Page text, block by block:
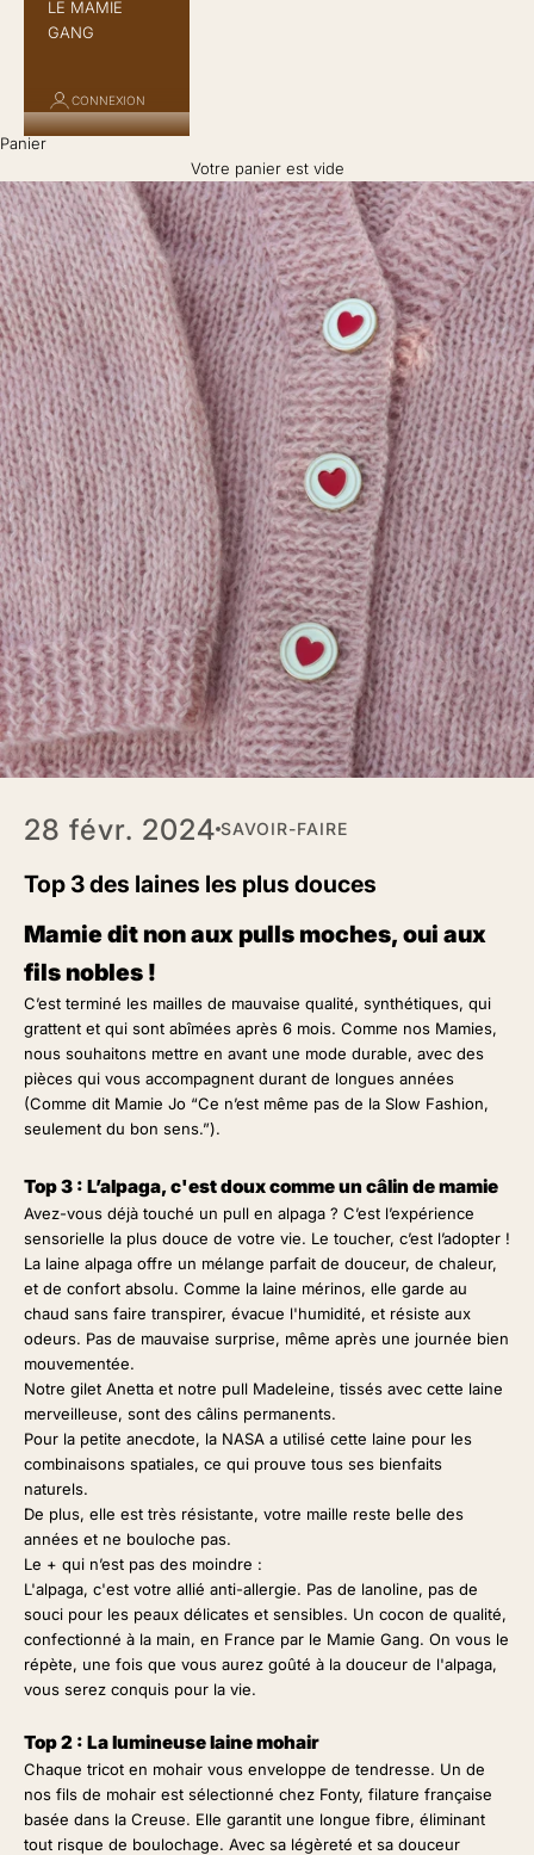
LE MAMIE
GANG
CONNEXION
Panier
Votre panier est vide
28 févr. 2024 SAVOIR-FAIRE
Top 3 des laines les plus douces
Mamie dit non aux pulls moches, oui aux
fils nobles !
C’est terminé les mailles de mauvaise qualité, synthétiques, qui
grattent et qui sont abîmées après 6 mois. Comme nos Mamies,
nous souhaitons mettre en avant une mode durable, avec des
pièces qui vous accompagnent durant de longues années
(Comme dit Mamie Jo “Ce n’est même pas de la Slow Fashion,
seulement du bon sens.”).
Top 3 : L’alpaga, c'est doux comme un câlin de mamie
Avez-vous déjà touché un pull en alpaga ? C’est l’expérience
sensorielle la plus douce de votre vie. Le toucher, c’est l’adopter !
La laine alpaga offre un mélange parfait de douceur, de chaleur,
et de confort absolu. Comme la laine mérinos, elle garde au
chaud sans faire transpirer, évacue l'humidité, et résiste aux
odeurs. Pas de mauvaise surprise, même après une journée bien
mouvementée.
Notre gilet Anetta et notre pull Madeleine, tissés avec cette laine
merveilleuse, sont des câlins permanents.
Pour la petite anecdote, la NASA a utilisé cette laine pour les
combinaisons spatiales, ce qui prouve tous ses bienfaits
naturels.
De plus, elle est très résistante, votre maille reste belle des
années et ne bouloche pas.
Le + qui n’est pas des moindre :
L'alpaga, c'est votre allié anti-allergie. Pas de lanoline, pas de
souci pour les peaux délicates et sensibles. Un cocon de qualité,
confectionné à la main, en France par le Mamie Gang. On vous le
répète, une fois que vous aurez goûté à la douceur de l'alpaga,
vous serez conquis pour la vie.
Top 2 : La lumineuse laine mohair
Chaque tricot en mohair vous enveloppe de tendresse. Un de
nos fils de mohair est sélectionné chez Fonty, filature française
basée dans la Creuse. Elle garantit une longue fibre, éliminant
tout risque de boulochage. Avec sa légèreté et sa douceur